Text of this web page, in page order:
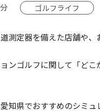
ゴルフライフ
測定器を備えた店舗や、
ンゴルフに関して「ど
知県でおすすめのシミ